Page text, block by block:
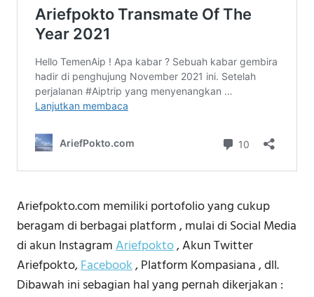
Ariefpokto.com memiliki portofolio yang cukup
beragam di berbagai platform , mulai di Social Media
di akun InstagramAriefpokto, Akun Twitter
Ariefpokto,Facebook, Platform Kompasiana , dll.
Dibawah ini sebagian hal yang pernah dikerjakan :